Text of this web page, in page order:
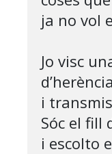
ja no vol
Jo visc
d’herència
i
Sóc el fill
i escolto